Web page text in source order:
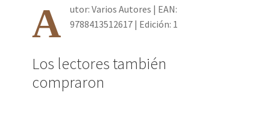
A
utor: Varios Autores | EAN:
9788413512617 | Edición: 1
Los lectores también
compraron